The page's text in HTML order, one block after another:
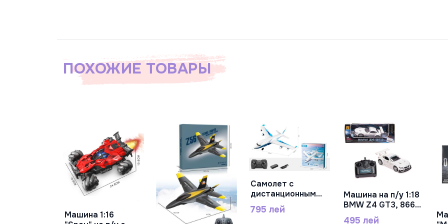
ПОХОЖИЕ ТОВАРЫ
В Корзину
Машина 1:16
В Корзину
Самолет с
дистанционным
управлением 4D-
G2
795 лей
В Корзину
Машина на п/у 1:18
BMW Z4 GT3, 866-
1812S
495 лей